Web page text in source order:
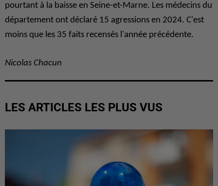
pourtant à la baisse en Seine-et-Marne. Les médecins du
département ont déclaré 15 agressions en 2024. C'est
moins que les 35 faits recensés l'année précédente.
Nicolas Chacun
LES ARTICLES LES PLUS VUS